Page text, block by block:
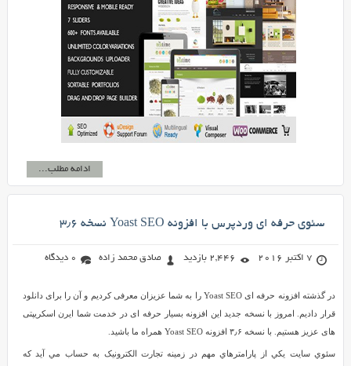
ادامه مطلب...
سئوي حرفه ای وردپرس با افزونه Yoast SEO نسخه ۳٫۶
7 اکتبر 2016 2,446 بازدید صادق محمد زاده 0 دیدگاه
در گذشته افزونه حرفه ای Yoast SEO را به شما عزیزان معرفی کردیم و آن را برای دانلود
قرار دادیم. امروز با نسخه جدید این افزونه بسیار حرفه ای در خدمت شما ایرن اسکریپتی
های عزیز هستیم. با نسخه ۳٫۶ افزونه Yoast SEO همراه ما باشید.
سئوي سايت يکي از پارامترهاي مهم در زمينه تجارت الکترونيک به حساب مي آيد که